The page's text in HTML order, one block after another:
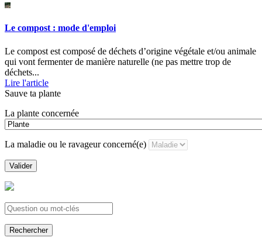
Le compost : mode d'emploi
Le compost est composé de déchets d’origine végétale et/ou animale
qui vont fermenter de manière naturelle (ne pas mettre trop de
déchets...
Lire l'article
Sauve ta plante
La plante concernée
La maladie ou le ravageur concerné(e)
Valider
Rechercher